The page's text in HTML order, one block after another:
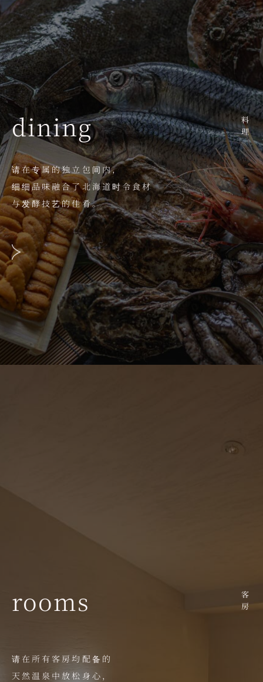
dining 料理
请在专属的独立包间内，
细细品味融合了北海道时令食材
与发酵技艺的佳肴。
rooms 客房
请在所有客房均配备的
天然温泉中放松身心，